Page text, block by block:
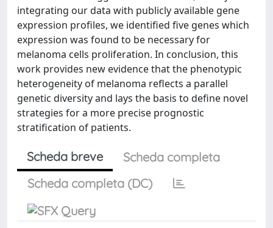
integrating our data with publicly available gene
expression profiles, we identified five genes which
expression was found to be necessary for
melanoma cells proliferation. In conclusion, this
work provides new evidence that the phenotypic
heterogeneity of melanoma reflects a parallel
genetic diversity and lays the basis to define novel
strategies for a more precise prognostic
stratification of patients.
Scheda breve
Scheda completa
Scheda completa (DC)